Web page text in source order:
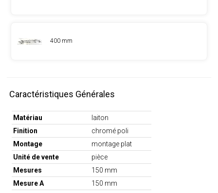
400 mm
Caractéristiques Générales
Matériau
laiton
Finition
chromé poli
Montage
montage plat
Unité de vente
pièce
Mesures
150 mm
Mesure A
150 mm